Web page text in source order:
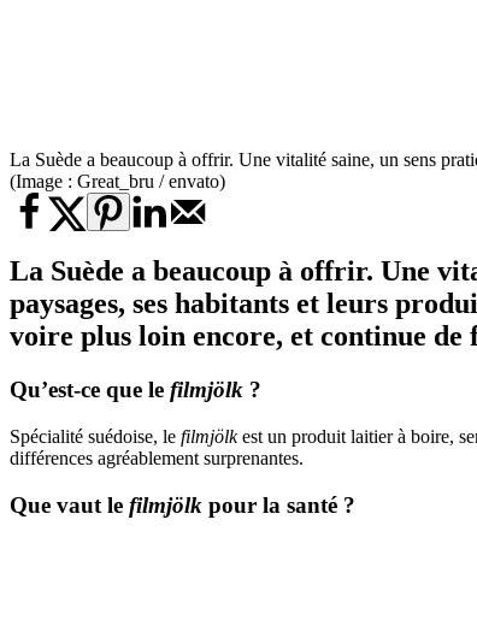
La Suède a beaucoup à offrir. Une vitalité saine, un sens
(Image : Great_bru / envato)
La Suède a beaucoup à offrir. Une
paysages, ses habitants et leurs
voire plus loin encore, et continue
Qu’est-ce que le filmjölk ?
Spécialité suédoise, le filmjölkest un produit laitier à boire,
différences agréablement surprenantes.
Que vaut le filmjölk pour la santé ?